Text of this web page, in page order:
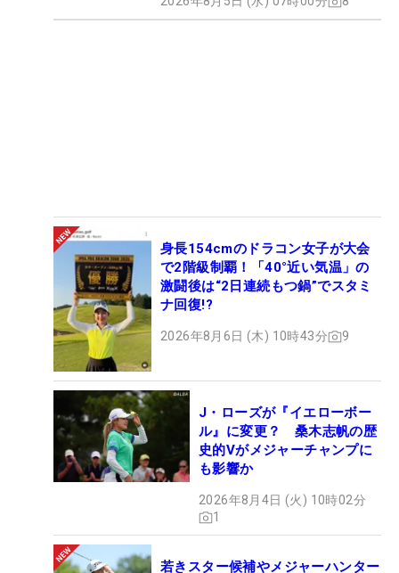
身長154cmのドラコン女子が大会
で2階級制覇！「40°近い気温」の
激闘後は“2日連続もつ鍋”でスタミ
ナ回復!?
2026年8月6日 (木) 10時43分 9
J・ローズが『イエローボー
ル』に変更？ 桑木志帆の歴
史的Vがメジャーチャンプに
も影響か
2026年8月4日 (火) 10時02分
1
若きスター候補やメジャーハンター